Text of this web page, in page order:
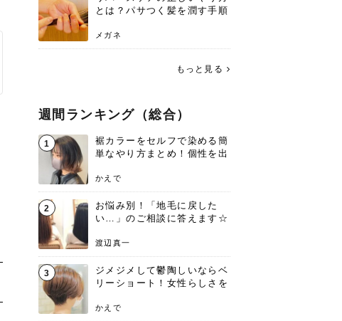
とは？パサつく髪を潤す手順
メガネ
もっと見る
週間ランキング（総合）
1
裾カラーをセルフで染める簡
単なやり方まとめ！個性を出
かえで
2
お悩み別！「地毛に戻した
い…」のご相談に答えます☆
渡辺真一
3
ジメジメして鬱陶しいならベ
リーショート！女性らしさを
かえで